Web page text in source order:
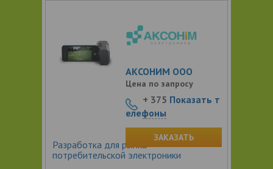
Разработка для рынка
потребительской электроники
АКСОНИМ ООО
Цена по запросу
+ 375 Показать т
елефоны
ЗАКАЗАТЬ